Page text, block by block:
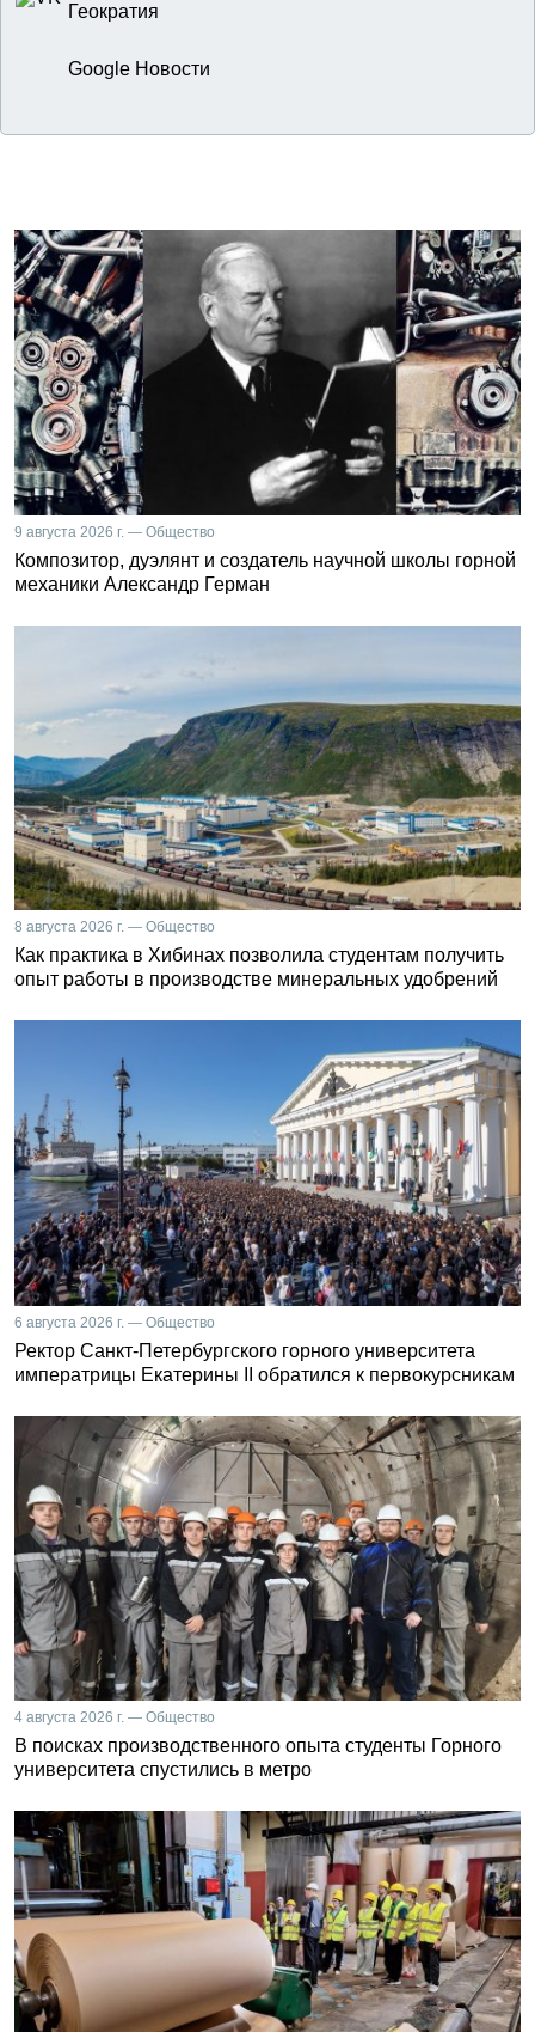
Геократия
Google Новости
9 августа 2026 г. — Общество
Композитор, дуэлянт и создатель научной школы горной
механики Александр Герман
8 августа 2026 г. — Общество
Как практика в Хибинах позволила студентам получить
опыт работы в производстве минеральных удобрений
6 августа 2026 г. — Общество
Ректор Санкт-Петербургского горного университета
императрицы Екатерины II обратился к первокурсникам
4 августа 2026 г. — Общество
В поисках производственного опыта студенты Горного
университета спустились в метро